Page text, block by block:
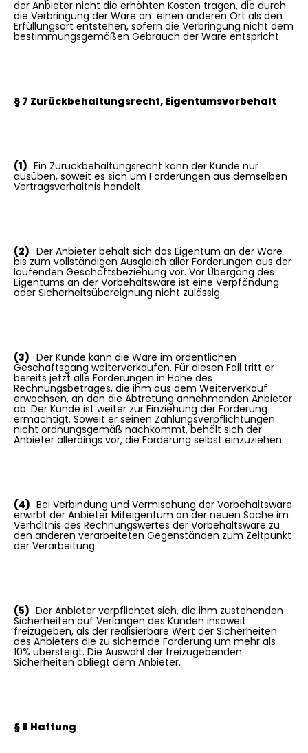
der Anbieter nicht die erhöhten Kosten tragen, die durch
die Verbringung der Ware an einen anderen Ort als den
Erfüllungsort entstehen, sofern die Verbringung nicht dem
bestimmungsgemäßen Gebrauch der Ware entspricht.
§ 7 Zurückbehaltungsrecht, Eigentumsvorbehalt
(1) Ein Zurückbehaltungsrecht kann der Kunde nur
ausüben, soweit es sich um Forderungen aus demselben
Vertragsverhältnis handelt.
(2) Der Anbieter behält sich das Eigentum an der Ware
bis zum vollständigen Ausgleich aller Forderungen aus der
laufenden Geschäftsbeziehung vor. Vor Übergang des
Eigentums an der Vorbehaltsware ist eine Verpfändung
oder Sicherheitsübereignung nicht zulässig.
(3) Der Kunde kann die Ware im ordentlichen
Geschäftsgang weiterverkaufen. Für diesen Fall tritt er
bereits jetzt alle Forderungen in Höhe des
Rechnungsbetrages, die ihm aus dem Weiterverkauf
erwachsen, an den die Abtretung annehmenden Anbieter
ab. Der Kunde ist weiter zur Einziehung der Forderung
ermächtigt. Soweit er seinen Zahlungsverpflichtungen
nicht ordnungsgemäß nachkommt, behält sich der
Anbieter allerdings vor, die Forderung selbst einzuziehen.
(4) Bei Verbindung und Vermischung der Vorbehaltsware
erwirbt der Anbieter Miteigentum an der neuen Sache im
Verhältnis des Rechnungswertes der Vorbehaltsware zu
den anderen verarbeiteten Gegenständen zum Zeitpunkt
der Verarbeitung.
(5) Der Anbieter verpflichtet sich, die ihm zustehenden
Sicherheiten auf Verlangen des Kunden insoweit
freizugeben, als der realisierbare Wert der Sicherheiten
des Anbieters die zu sichernde Forderung um mehr als
10% übersteigt. Die Auswahl der freizugebenden
Sicherheiten obliegt dem Anbieter.
§ 8 Haftung